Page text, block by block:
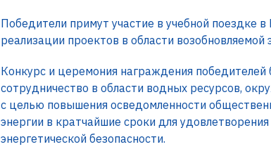
Победители примут участие в учебной поездке
реализации проектов в области возобновляемой
Конкурс и церемония награждения
сотрудничество в области водных ресурсов,
с целью повышения осведомленности
энергии в кратчайшие сроки для
энергетической безопасности.